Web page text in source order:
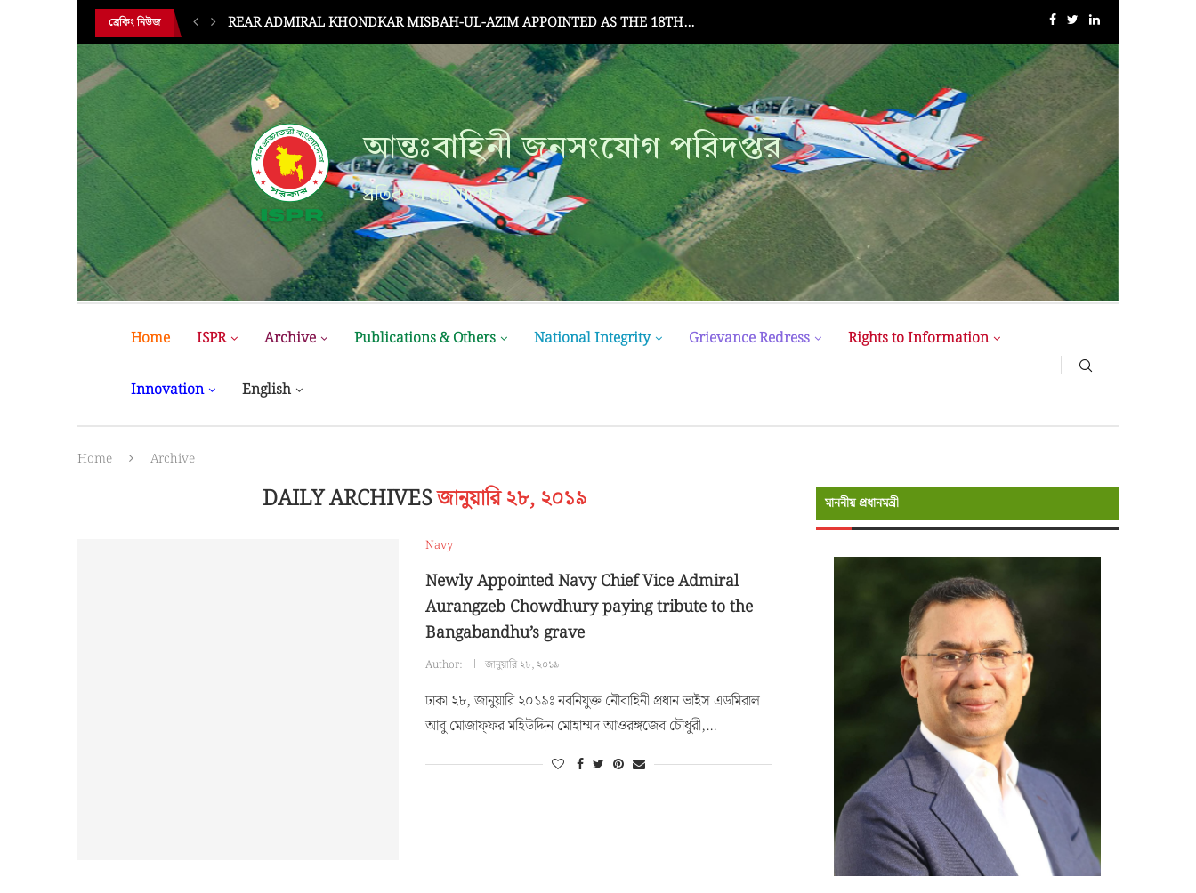
ব্রেকিং নিউজ BUP Holds Its 18th Annual Senate Meeting MIST MAVIROV Crowned as Champion at MATE ROV...
আন্তঃবাহিনী জনসংযোগ পরিদপ্তর
প্রতিরক্ষা মন্ত্রণালয়
Home ISPR Archive Publications & Others National Integrity Grievance Redress Rights to Information
Innovation English
Home Archive
DAILY ARCHIVESজানুয়ারি ২৮, ২০১৯
Navy
Newly Appointed Navy Chief Vice Admiral
Aurangzeb Chowdhury paying tribute to the
Bangabandhu’s grave
Author: জানুয়ারি ২৮, ২০১৯
ঢাকা ২৮, জানুয়ারি ২০১৯ঃ নবনিযুক্ত নৌবাহিনী প্রধান ভাইস এডমিরাল
আবু মোজাফ্ফর মহিউদ্দিন মোহাম্মদ আওরঙ্গজেব চৌধুরী,…
মাননীয় প্রধানমন্রী